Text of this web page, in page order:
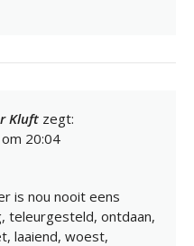
Kluft zegt:
20:04
is nou nooit eens
teleurgesteld, ontdaan,
laaiend, woest,